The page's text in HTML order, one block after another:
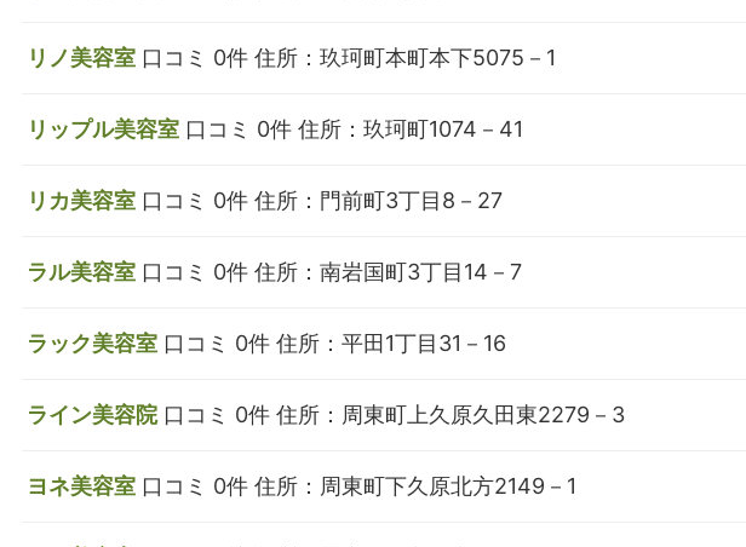
リノ美容室 口コミ 0件 住所：玖珂町本町本下5075－1
リップル美容室 口コミ 0件 住所：玖珂町1074－41
リカ美容室 口コミ 0件 住所：門前町3丁目8－27
ラル美容室 口コミ 0件 住所：南岩国町3丁目14－7
ラック美容室 口コミ 0件 住所：平田1丁目31－16
ライン美容院 口コミ 0件 住所：周東町上久原久田東2279－3
ヨネ美容室 口コミ 0件 住所：周東町下久原北方2149－1